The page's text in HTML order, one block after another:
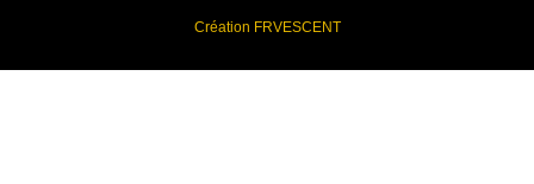
Création FRVESCENT